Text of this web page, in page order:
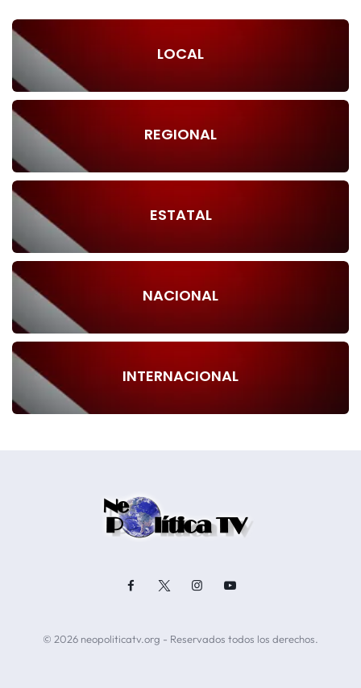
LOCAL
REGIONAL
ESTATAL
NACIONAL
INTERNACIONAL
© 2026 neopoliticatv.org - Reservados todos los derechos.